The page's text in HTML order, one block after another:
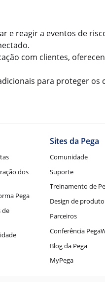
e reagir a eventos de
com clientes,
para proteger os
dos
Pega
de
Sites da Pega
Comunidade
Suporte
Treinamento de
Design de
Parceiros
Conferência
Blog da Pega
MyPega